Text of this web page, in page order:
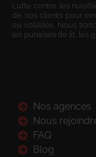
Lutte contre les
de nos clients pour
ou volatiles. Nous
les punaises de lit, les
Nos agences
Nous
FAQ
Blog